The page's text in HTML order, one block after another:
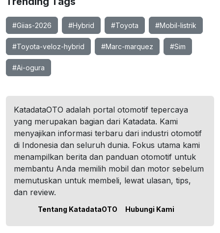
#Giias-2026 #Hybrid #Toyota #Mobil-listrik
#Toyota-veloz-hybrid #Marc-marquez #Sim
#Ai-ogura
KatadataOTO adalah portal otomotif tepercaya
yang merupakan bagian dari Katadata. Kami
menyajikan informasi terbaru dari industri otomotif
di Indonesia dan seluruh dunia. Fokus utama kami
menampilkan berita dan panduan otomotif untuk
membantu Anda memilih mobil dan motor sebelum
memutuskan untuk membeli, lewat ulasan, tips,
dan review.
Tentang KatadataOTO Hubungi Kami